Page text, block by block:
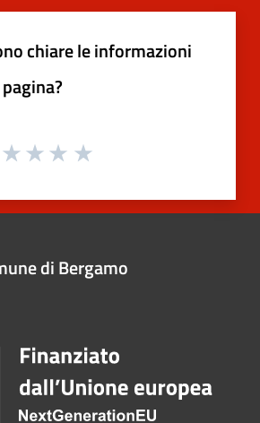
chiare le informazioni
di Bergamo